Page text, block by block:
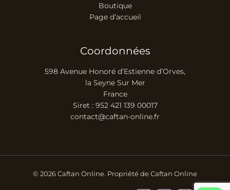
Boutique
Page d’accueil
Coordonnées
598 Avenue Honoré d’Estienne d’Orves,
la Seyne Sur Mer
France
Siret : 952 421 139 00017
contact@caftan-online.fr
© 2026 Caftan Online. Propriété de Caftan Online